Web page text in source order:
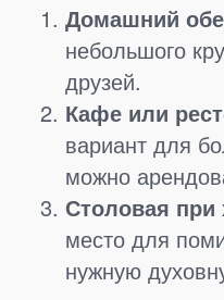
Домашний
небольшого
друзей.
Кафе или
вариант для
можно
Столовая при
место для
нужную